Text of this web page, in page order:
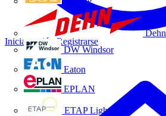
Dehn
DW Windsor
Eaton
EPLAN
ETAP Lighting
Iniciar sesión Registrarse